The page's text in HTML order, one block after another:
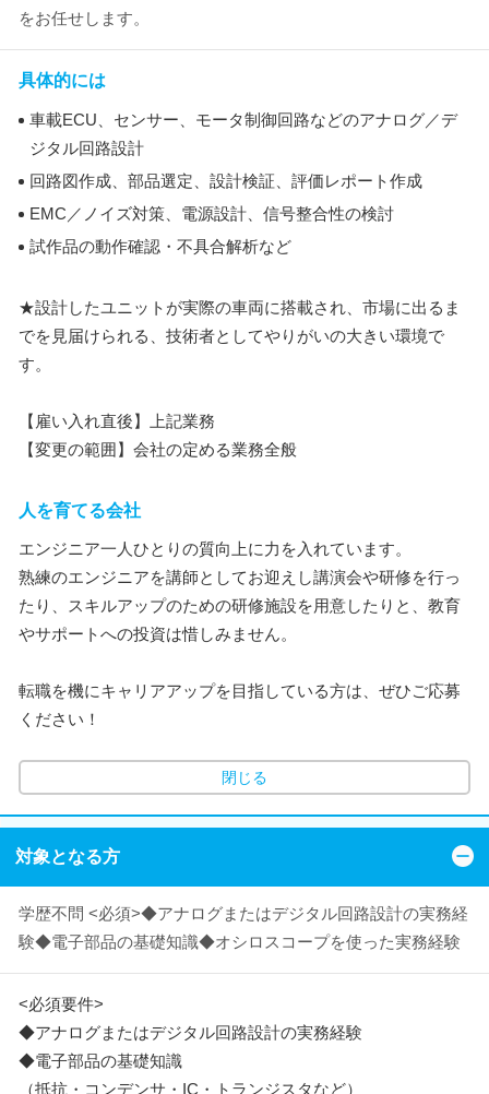
をお任せします。
具体的には
車載ECU、センサー、モータ制御回路などのアナログ／デ
ジタル回路設計
回路図作成、部品選定、設計検証、評価レポート作成
EMC／ノイズ対策、電源設計、信号整合性の検討
試作品の動作確認・不具合解析など
★設計したユニットが実際の車両に搭載され、市場に出るま
でを見届けられる、技術者としてやりがいの大きい環境で
す。
【雇い入れ直後】上記業務
【変更の範囲】会社の定める業務全般
人を育てる会社
エンジニア一人ひとりの質向上に力を入れています。
熟練のエンジニアを講師としてお迎えし講演会や研修を行っ
たり、スキルアップのための研修施設を用意したりと、教育
やサポートへの投資は惜しみません。
転職を機にキャリアアップを目指している方は、ぜひご応募
ください！
閉じる
対象となる方
学歴不問 <必須>◆アナログまたはデジタル回路設計の実務経
験◆電子部品の基礎知識◆オシロスコープを使った実務経験
<必須要件>
◆アナログまたはデジタル回路設計の実務経験
◆電子部品の基礎知識
（抵抗・コンデンサ・IC・トランジスタなど）